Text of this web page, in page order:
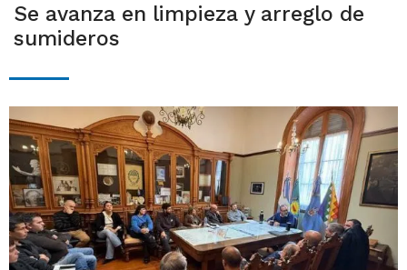
Se avanza en limpieza y arreglo de
sumideros